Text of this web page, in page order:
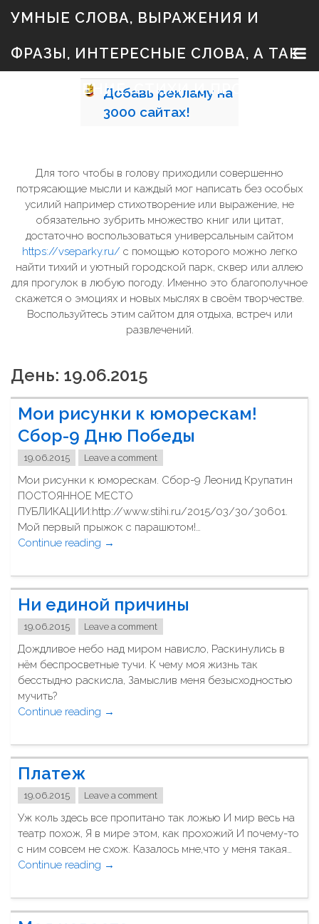
УМНЫЕ СЛОВА, ВЫРАЖЕНИЯ И
ФРАЗЫ, ИНТЕРЕСНЫЕ СЛОВА, А ТАК
ЖЕ ЗНАЧЕНИЕ, СТИХИ И ПРОЗА
k
t
o
Добавь рекламу на
3000 сайтах!
Для того чтобы в голову приходили совершенно
потрясающие мысли и каждый мог написать без особых
усилий например стихотворение или выражение, не
обязательно зубрить множество книг или цитат,
достаточно воспользоваться универсальным сайтом
https://vseparky.ru/ с помощью которого можно легко
найти тихий и уютный городской парк, сквер или аллею
для прогулок в любую погоду. Именно это благополучное
скажется о эмоциях и новых мыслях в своём творчестве.
Воспользуйтесь этим сайтом для отдыха, встреч или
развлечений.
День: 19.06.2015
Мои рисунки к юморескам!
Сбор-9 Дню Победы
19.06.2015 Leave a comment
Мои рисунки к юморескам. Сбор-9 Леонид Крупатин
ПОСТОЯННОЕ МЕСТО
ПУБЛИКАЦИИ:http://www.stihi.ru/2015/03/30/30601.
Мой первый прыжок с парашютом!…
Continue reading "
о
и
р
и
с
у
н
к
к
м
о
е
к
а
м
→
Ни единой причины
19.06.2015 Leave a comment
Дождливое небо над миром нависло, Раскинулись в
нём беспросветные тучи. К чему моя жизнь так
бесстыдно раскисла, Замыслив меня безысходностью
мучить?
Continue reading "
и
е
и
н
о
й
п
р
ч
и
→
Платеж
19.06.2015 Leave a comment
Уж коль здесь все пропитано так ложью И мир весь на
театр похож, Я в мире этом, как прохожий И почему-то
с ним совсем не схож. Казалось мне,что у меня такая…
Continue reading "
л
а
→